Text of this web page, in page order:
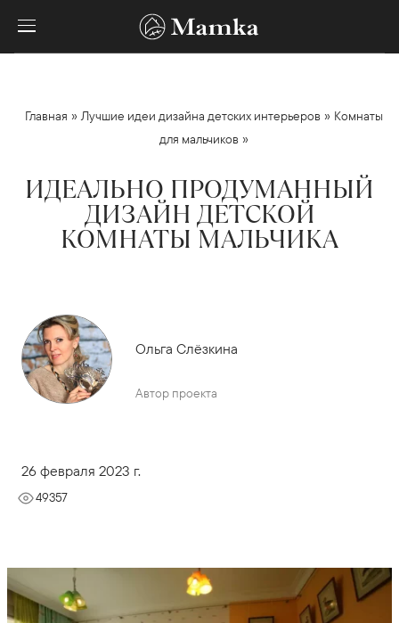
Главная »Лучшие идеи дизайна детских интерьеров » Комнаты
для мальчиков »
ИДЕАЛЬНО ПРОДУМАННЫЙ
ДИЗАЙН ДЕТСКОЙ
КОМНАТЫ МАЛЬЧИКА
Ольга Слёзкина
Автор проекта
26 февраля 2023 г.
49357